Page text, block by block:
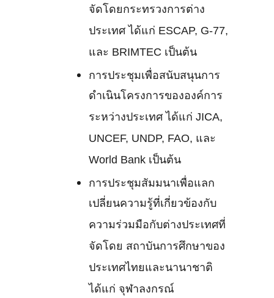
จัดโดยกระทรวงการต่าง
ประเทศ ได้แก่ ESCAP, G-77,
และ BRIMTEC เป็นต้น
การประชุมเพื่อสนับสนุนการ
ดำเนินโครงการขององค์การ
ระหว่างประเทศ ได้แก่ JICA,
UNCEF, UNDP, FAO, และ
World Bank เป็นต้น
การประชุมสัมมนาเพื่อแลก
เปลี่ยนความรู้ที่เกี่ยวข้องกับ
ความร่วมมือกับต่างประเทศที่
จัดโดย สถาบันการศึกษาของ
ประเทศไทยและนานาชาติ
ได้แก่ จุฬาลงกรณ์